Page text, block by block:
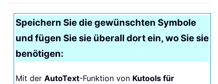
Speichern Sie die gewünschten Symbole
und fügen Sie sie überall dort ein, wo Sie sie
benötigen:
Mit der AutoText-Funktion von Kutools für